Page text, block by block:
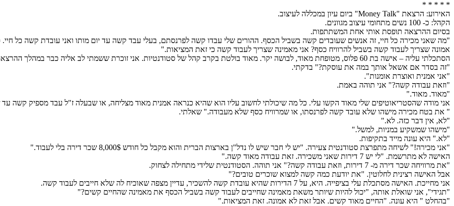
* * * * *
האירוע: הרצאת "Money Talk" ביום עיון במכללה לעיצוב.
הקהל: כ- 100 נשים מתחומי עיצוב מגוונים.
בסיום ההרצאה תופסת אותי אחת המשתתפות.
"מה שאני מכירה כל חיי, זה אנשים שעובדים קשה בשביל הכסף. ההורים שלי עבדו קשה לפרנסתם, בעלי עבד קשה עד יום מותו ואני עובדת קשה כל
אמונה שצריך לעבוד קשה בשביל להרוויח כסף? אני מאמינה שצריך לעבוד קשה כי זאת המציאות."
הסתכלתי עליה – אישה בת 60 פלוס, מטופחת מאוד, לבושה יקר. מאוד בולטת בקרב קהל של סטודנטיות. אני זוכרת ששמתי לב אליה כבר במהלך ההרצאה וחשבתי שהיא אחת מהסגל.
"זה בסדר אם אשאל אותך במה את עוסקת?" בדקתי.
"אני אמנית ואוצרת אומנות".
"וזאת עבודה קשה?" אני תוהה באמת.
"מאוד. מאוד."
אני מודה שהסטריאוטיפים שלי מאוד הקשו עלי. כל מה שיכולתי לחשוב עליו הוא שהיא כנראה אמנית מאוד מצליחה, או שבעלה ז"ל עבד מספיק קשה
" את בטח מכירה מישהו שלא עובד קשה לפרנסתו, או שמרוויח כסף שלא מעבודה." שאלתי.
"לא, אין דבר כזה. לא."
"מישהו שמשקיע במניות, למשל."
"לא." היא עונה מייד בתקיפות.
"אני מכירה!" לשיחה מתפרצת סטודנטית צעירה. "יש לי חבר שיש לו נדל"ן בארצות הברית והוא מקבל כל חודש 8,000$ שכר דירה בלי לעבוד."
האישה לא מתרשמת. "לי יש 7 דירות שאני משכירה. זאת עבודה מאוד קשה."
"את מרוויחה שכר דירה מ- 7 דירות, וזאת עבודה קשה?" אני תוהה. הסטודנטית שלידי מתחילה לצחוק.
אבל האישה רצינית לחלוטין. "את יודעת כמה קשה למצוא שוכרים טובים?"
אני מחייכת. האישה מסתכלת עלי בציפייה. היא, על 7 הדירות שהיא עובדת קשה להשכיר, עדיין מצפה שאוכיח לה שלא חייבים לעבוד קשה.
"תגידי", אני שואלת אותה, "יכול להיות שיותר משאת מאמינה שחייבים לעבוד קשה בשביל הכסף את מאמינה שהחיים קשים?"
"בהחלט " היא עונה. "החיים מאוד קשים. אבל זאת לא אמונה. זאת המציאות."